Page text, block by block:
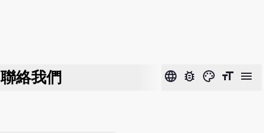
聯絡我們 language bug_report color_lens format_size menu